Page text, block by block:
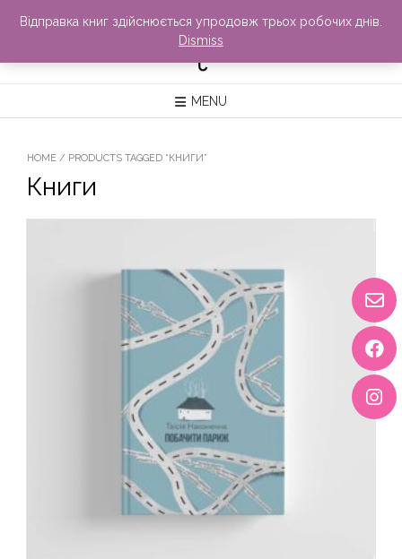
MENU
HOME / PRODUCTS TAGGED “КНИГИ”
Книги
Відправка книг здійснюється упродовж трьох робочих днів.
Dismiss